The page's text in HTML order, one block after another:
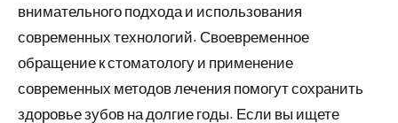
внимательного подхода и использования
современных технологий. Своевременное
обращение к стоматологу и применение
современных методов лечения помогут сохранить
здоровье зубов на долгие годы. Если вы ищете